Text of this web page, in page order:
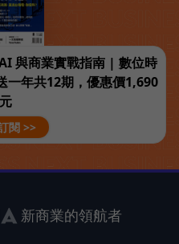
與商業實戰指南 | 數位時
一年共12期，優惠價1,690
元
閱 >>
新商業的領航者